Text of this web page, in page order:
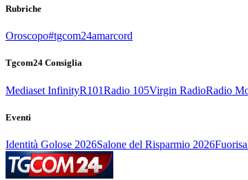
Rubriche
Oroscopo#tgcom24amarcord
Tgcom24 Consiglia
Mediaset InfinityR101Radio 105Virgin RadioRadio
Eventi
Identità Golose 2026Salone del Risparmio 2026